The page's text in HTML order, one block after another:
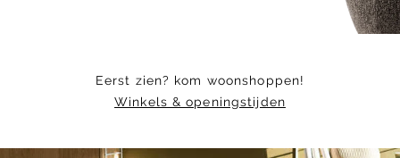
Eerst zien? kom woonshoppen!
Winkels & openingstijden